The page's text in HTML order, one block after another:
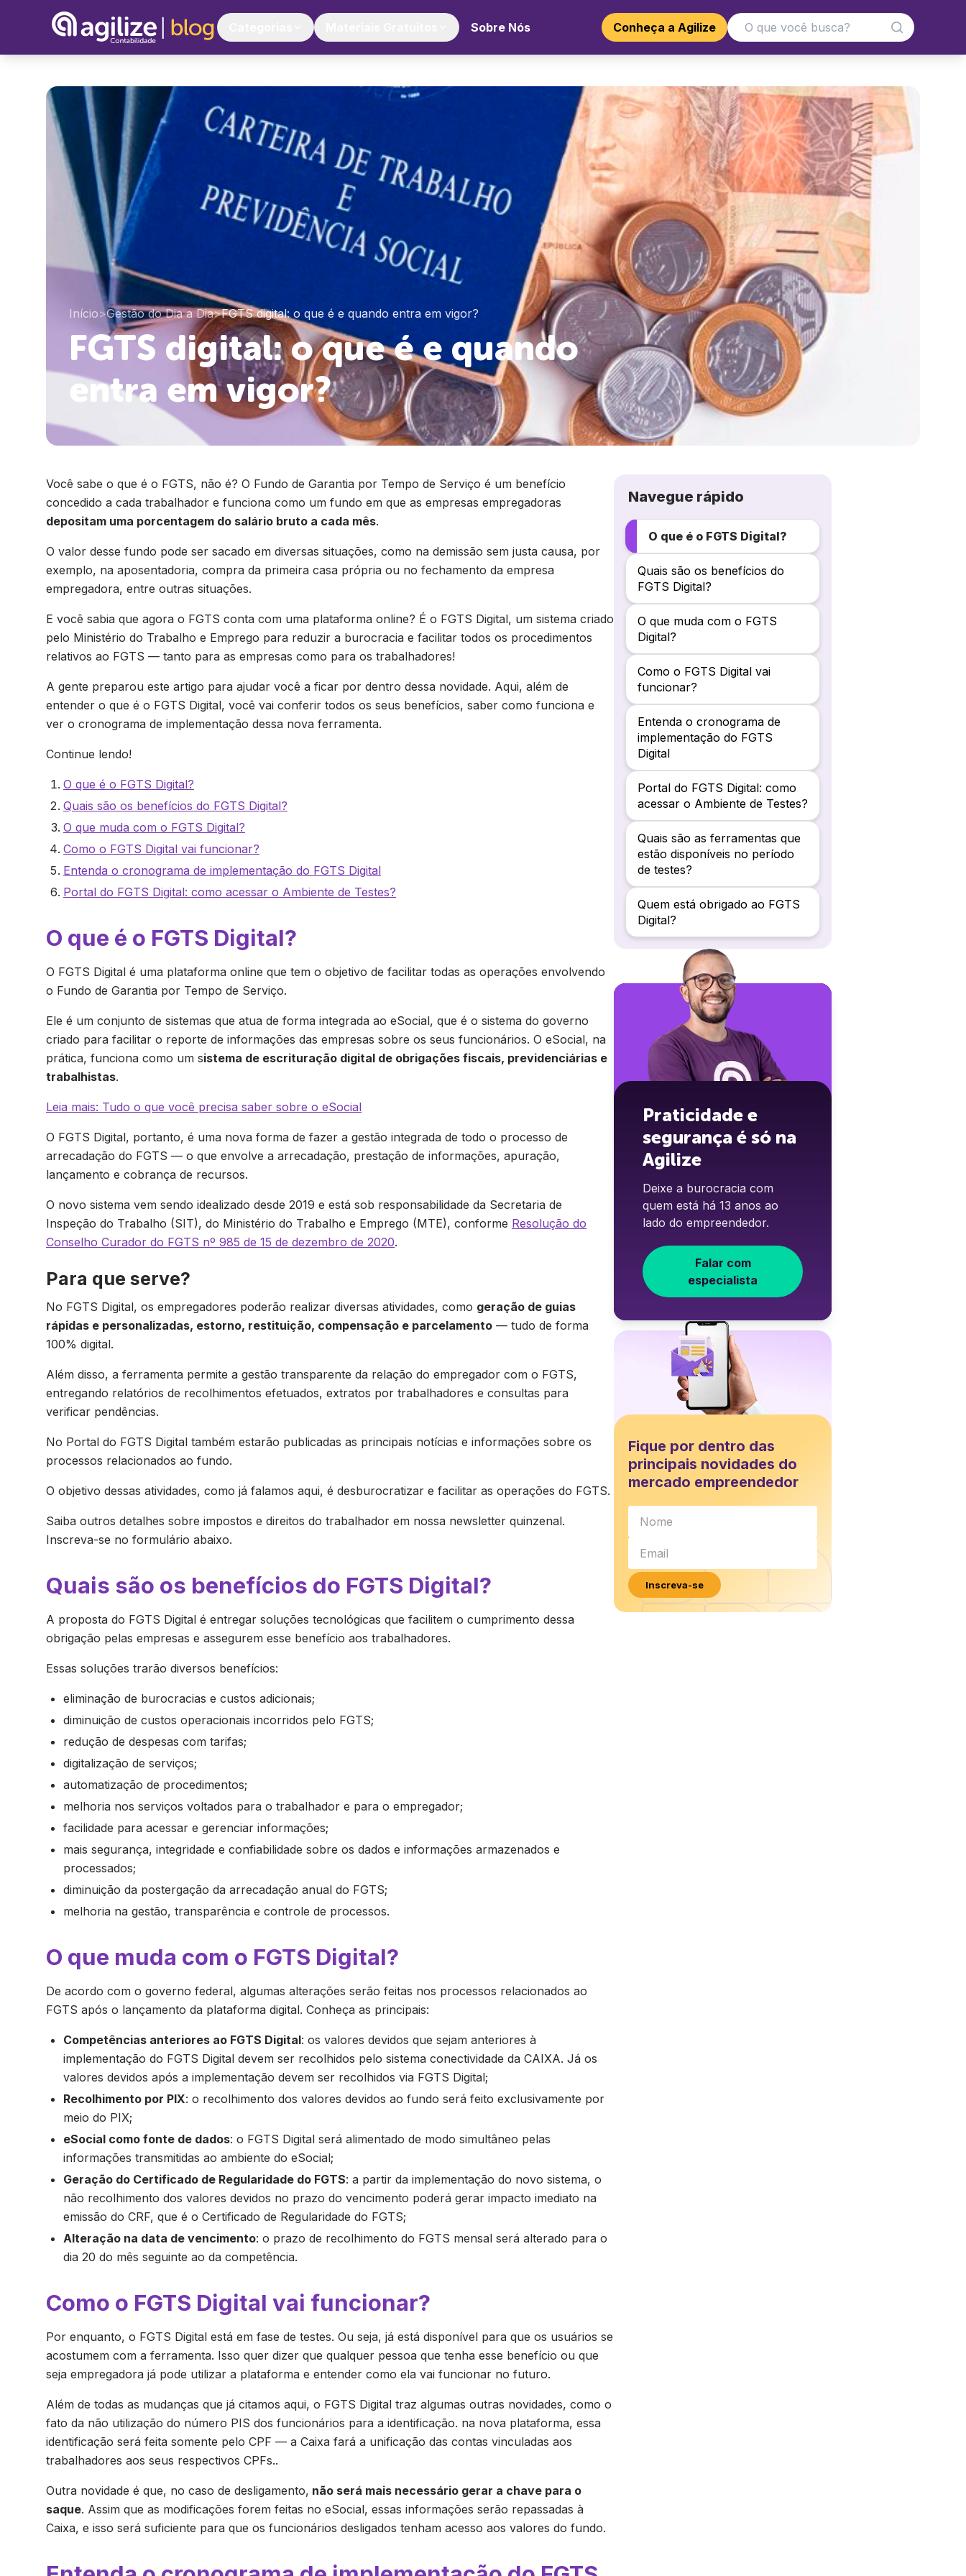
Sobre Nós Conheça a Agilize
Início>Gestão do Dia a Dia>FGTS digital: o que é e quando entra em vigor?
FGTS digital: o que é e quando
entra em vigor?
Você sabe o que é o FGTS, não é? O Fundo de Garantia por Tempo de Serviço é um benefício
concedido a cada trabalhador e funciona como um fundo em que as empresas empregadoras
depositam uma porcentagem do salário bruto a cada mês.
O valor desse fundo pode ser sacado em diversas situações, como na demissão sem justa causa, por
exemplo, na aposentadoria, compra da primeira casa própria ou no fechamento da empresa
empregadora, entre outras situações.
E você sabia que agora o FGTS conta com uma plataforma online? É o FGTS Digital, um sistema criado
pelo Ministério do Trabalho e Emprego para reduzir a burocracia e facilitar todos os procedimentos
relativos ao FGTS — tanto para as empresas como para os trabalhadores!
A gente preparou este artigo para ajudar você a ficar por dentro dessa novidade. Aqui, além de
entender o que é o FGTS Digital, você vai conferir todos os seus benefícios, saber como funciona e
ver o cronograma de implementação dessa nova ferramenta.
Continue lendo!
O que é o FGTS Digital?
Quais são os benefícios do FGTS Digital?
O que muda com o FGTS Digital?
Como o FGTS Digital vai funcionar?
Entenda o cronograma de implementação do FGTS Digital
Portal do FGTS Digital: como acessar o Ambiente de Testes?
O que é o FGTS Digital?
O FGTS Digital é uma plataforma online que tem o objetivo de facilitar todas as operações envolvendo
o Fundo de Garantia por Tempo de Serviço.
Ele é um conjunto de sistemas que atua de forma integrada ao eSocial, que é o sistema do governo
criado para facilitar o reporte de informações das empresas sobre os seus funcionários. O eSocial, na
prática, funciona como um sistema de escrituração digital de obrigações fiscais, previdenciárias e
trabalhistas.
Leia mais: Tudo o que você precisa saber sobre o eSocial
O FGTS Digital, portanto, é uma nova forma de fazer a gestão integrada de todo o processo de
arrecadação do FGTS — o que envolve a arrecadação, prestação de informações, apuração,
lançamento e cobrança de recursos.
O novo sistema vem sendo idealizado desde 2019 e está sob responsabilidade da Secretaria de
Inspeção do Trabalho (SIT), do Ministério do Trabalho e Emprego (MTE), conforme Resolução do
Conselho Curador do FGTS nº 985 de 15 de dezembro de 2020.
Para que serve?
No FGTS Digital, os empregadores poderão realizar diversas atividades, como geração de guias
rápidas e personalizadas, estorno, restituição, compensação e parcelamento — tudo de forma
100% digital.
Além disso, a ferramenta permite a gestão transparente da relação do empregador com o FGTS,
entregando relatórios de recolhimentos efetuados, extratos por trabalhadores e consultas para
verificar pendências.
No Portal do FGTS Digital também estarão publicadas as principais notícias e informações sobre os
processos relacionados ao fundo.
O objetivo dessas atividades, como já falamos aqui, é desburocratizar e facilitar as operações do FGTS.
Saiba outros detalhes sobre impostos e direitos do trabalhador em nossa newsletter quinzenal.
Inscreva-se no formulário abaixo.
Quais são os benefícios do FGTS Digital?
A proposta do FGTS Digital é entregar soluções tecnológicas que facilitem o cumprimento dessa
obrigação pelas empresas e assegurem esse benefício aos trabalhadores.
Essas soluções trarão diversos benefícios:
eliminação de burocracias e custos adicionais;
diminuição de custos operacionais incorridos pelo FGTS;
redução de despesas com tarifas;
digitalização de serviços;
automatização de procedimentos;
melhoria nos serviços voltados para o trabalhador e para o empregador;
facilidade para acessar e gerenciar informações;
mais segurança, integridade e confiabilidade sobre os dados e informações armazenados e
processados;
diminuição da postergação da arrecadação anual do FGTS;
melhoria na gestão, transparência e controle de processos.
O que muda com o FGTS Digital?
De acordo com o governo federal, algumas alterações serão feitas nos processos relacionados ao
FGTS após o lançamento da plataforma digital. Conheça as principais:
Competências anteriores ao FGTS Digital: os valores devidos que sejam anteriores à
implementação do FGTS Digital devem ser recolhidos pelo sistema conectividade da CAIXA. Já os
valores devidos após a implementação devem ser recolhidos via FGTS Digital;
Recolhimento por PIX: o recolhimento dos valores devidos ao fundo será feito exclusivamente por
meio do PIX;
eSocial como fonte de dados: o FGTS Digital será alimentado de modo simultâneo pelas
informações transmitidas ao ambiente do eSocial;
Geração do Certificado de Regularidade do FGTS: a partir da implementação do novo sistema, o
não recolhimento dos valores devidos no prazo do vencimento poderá gerar impacto imediato na
emissão do CRF, que é o Certificado de Regularidade do FGTS;
Alteração na data de vencimento: o prazo de recolhimento do FGTS mensal será alterado para o
dia 20 do mês seguinte ao da competência.
Como o FGTS Digital vai funcionar?
Por enquanto, o FGTS Digital está em fase de testes. Ou seja, já está disponível para que os usuários se
acostumem com a ferramenta. Isso quer dizer que qualquer pessoa que tenha esse benefício ou que
seja empregadora já pode utilizar a plataforma e entender como ela vai funcionar no futuro.
Além de todas as mudanças que já citamos aqui, o FGTS Digital traz algumas outras novidades, como o
fato da não utilização do número PIS dos funcionários para a identificação. na nova plataforma, essa
identificação será feita somente pelo CPF — a Caixa fará a unificação das contas vinculadas aos
trabalhadores aos seus respectivos CPFs..
Outra novidade é que, no caso de desligamento, não será mais necessário gerar a chave para o
saque. Assim que as modificações forem feitas no eSocial, essas informações serão repassadas à
Caixa, e isso será suficiente para que os funcionários desligados tenham acesso aos valores do fundo.
Navegue rápido
O que é o FGTS Digital?
Quais são os benefícios do
FGTS Digital?
O que muda com o FGTS
Digital?
Como o FGTS Digital vai
funcionar?
Entenda o cronograma de
implementação do FGTS
Digital
Portal do FGTS Digital: como
acessar o Ambiente de Testes?
Quais são as ferramentas que
estão disponíveis no período
de testes?
Quem está obrigado ao FGTS
Digital?
Praticidade e
segurança é só na
Agilize
Deixe a burocracia com
quem está há 13 anos ao
lado do empreendedor.
Falar com
especialista
Fique por dentro das
principais novidades do
mercado empreendedor
Inscreva-se